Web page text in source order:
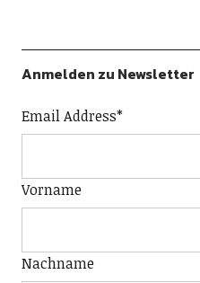
Anmelden zu Newsletter
Email Address*
Vorname
Nachname